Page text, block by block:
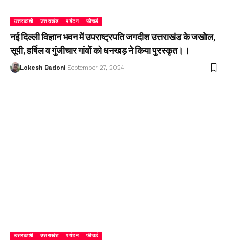
उत्तरकाशी उत्तराखंड पर्यटन फीचर्ड
नई दिल्ली विज्ञान भवन में उपराष्ट्रपति जगदीश उत्तराखंड के जखोल,
सूपी, हर्षिल व गुंजीचार गांवों को धनखड़ ने किया पुरस्कृत।।
Lokesh Badoni September 27, 2024
उत्तरकाशी उत्तराखंड पर्यटन फीचर्ड